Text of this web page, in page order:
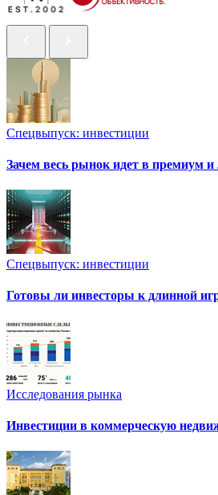
Спецвыпуск: инвестиции
Зачем весь рынок идет в премиум
Спецвыпуск: инвестиции
Готовы ли инвесторы к длинной
Исследования рынка
Инвестиции в коммерческую